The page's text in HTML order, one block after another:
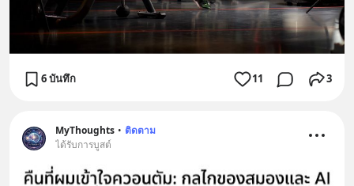
6 บันทึก 11 3
MyThoughts • ติดตาม
ได้รับการบูสต์